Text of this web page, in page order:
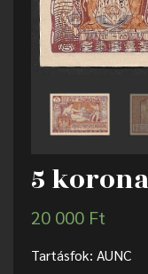
5 korona
20 000 Ft
Tartásfok: AUNC